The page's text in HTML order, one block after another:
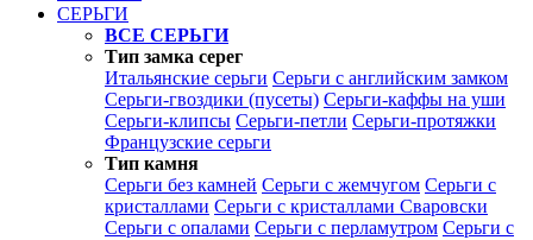
СЕРЬГИ
ВСЕ СЕРЬГИ
Тип замка серег
Итальянские серьги Серьги с английским замком
Серьги-гвоздики (пусеты) Серьги-каффы на уши
Серьги-клипсы Серьги-петли Серьги-протяжки
Французские серьги
Тип камня
Серьги без камней Серьги с жемчугом Серьги с
кристаллами Серьги с кристаллами Сваровски
Серьги с опалами Серьги с перламутром Серьги с